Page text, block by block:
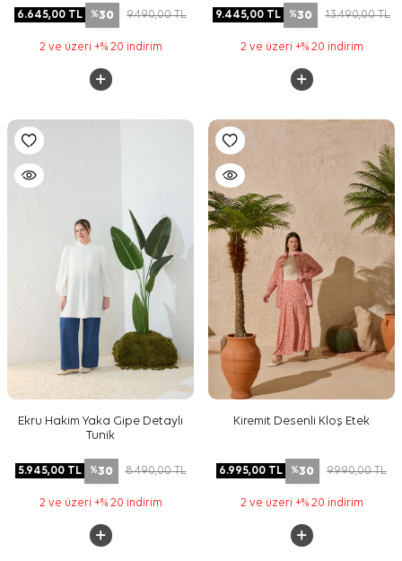
6.645,00 TL %30 9.490,00TL
2 ve üzeri +% 20 indirim
9.445,00 TL %30 13.490,00TL
2 ve üzeri +% 20 indirim
Ekru Hakim Yaka Gipe Detaylı
Tunik
5.945,00TL %30 8.490,00TL
2 ve üzeri +% 20 indirim
Kiremit Desenli Kloş Etek
6.995,00 TL %30 9.990,00TL
2 ve üzeri +% 20 indirim